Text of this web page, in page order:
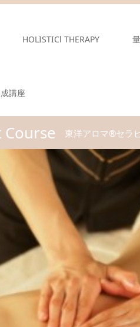
HOLISTICl THERAPY
講座
東洋アロマ®セラ